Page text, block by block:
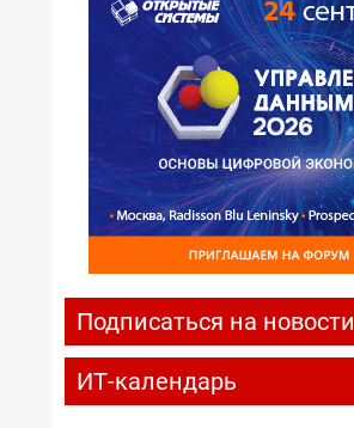
Подписаться на новости
ИТ-календарь